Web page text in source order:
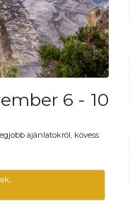
6 - 10
ajánlatokról, kövess